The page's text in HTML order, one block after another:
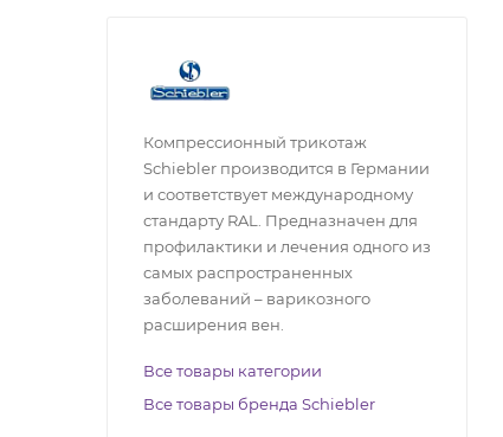
Компрессионный трикотаж
Schiebler производится в Германии
и соответствует международному
стандарту RAL. Предназначен для
профилактики и лечения одного из
самых распространенных
заболеваний – варикозного
расширения вен.
Все товары категории
Все товары бренда Schiebler